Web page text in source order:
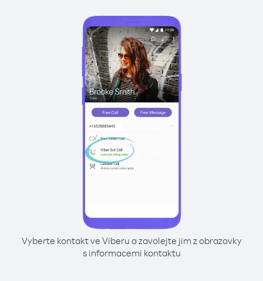
Vyberte kontakt ve Viberu a zavolejte jim z obrazovky
s informacemi kontaktu